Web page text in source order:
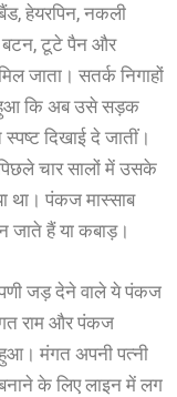
हेयरपिन, नकली
बटन, टूटे पैन और
जाता। सतर्क निगाहों
हुआ कि अब उसे सड़क
दिखाई दे जातीं।
चार सालों में उसके
था। पंकज मास्साब
जाते हैं या कबाड़।
जड़ देने वाले ये पंकज
राम और पंकज
मंगत अपनी पत्नी
के लिए लाइन में लग